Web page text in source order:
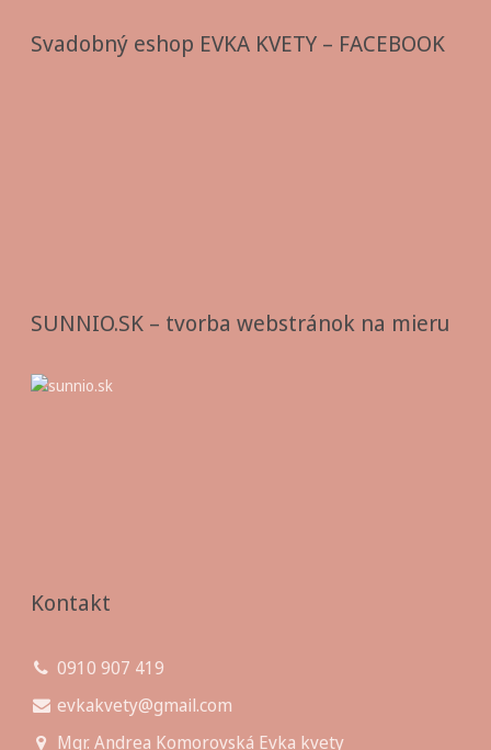
Svadobný eshop EVKA KVETY – FACEBOOK
SUNNIO.SK – tvorba webstránok na mieru
Kontakt
0910 907 419
evkakvety@gmail.com
Mgr. Andrea Komorovská Evka kvety